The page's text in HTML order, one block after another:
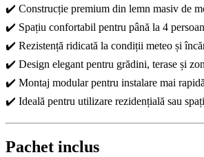
✔️ Construcție premium din lemn masiv de
✔️ Spațiu confortabil pentru până la 4
✔️ Rezistență ridicată la condiții meteo și
✔️ Design elegant pentru grădini, terase și
✔️ Montaj modular pentru instalare mai rapidă
✔️ Ideală pentru utilizare rezidențială sau
Pachet inclus